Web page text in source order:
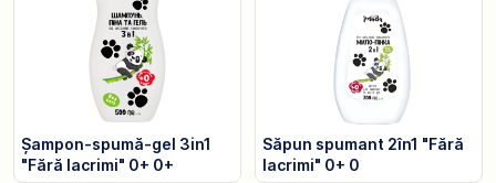
Șampon-spumă-gel 3in1
"Fără lacrimi" 0+ 0+
Săpun spumant 2în1 "Fără
lacrimi" 0+ 0